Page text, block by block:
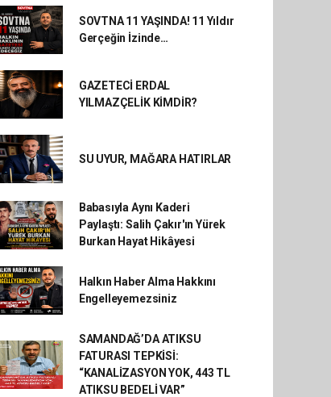
SOVTNA 11 YAŞINDA! 11 Yıldır
Gerçeğin İzinde…
GAZETECİ ERDAL
YILMAZÇELİK KİMDİR?
SU UYUR, MAĞARA HATIRLAR
Babasıyla Aynı Kaderi
Paylaştı: Salih Çakır'ın Yürek
Burkan Hayat Hikâyesi
Halkın Haber Alma Hakkını
Engelleyemezsiniz
SAMANDAĞ’DA ATIKSU
FATURASI TEPKİSİ:
“KANALİZASYON YOK, 443 TL
ATIKSU BEDELİ VAR”